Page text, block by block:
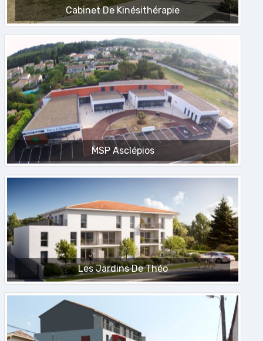
Cabinet De Kinésithérapie
MSP Asclépios
Les Jardins De Théo